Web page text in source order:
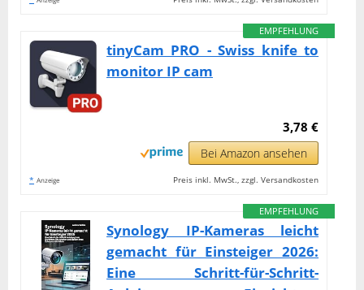
EMPFEHLUNG
tinyCam PRO - Swiss knife to
monitor IP cam
3,78 €
Bei Amazon ansehen
* Anzeige Preis inkl. MwSt., zzgl. Versandkosten
EMPFEHLUNG
Synology IP-Kameras leicht
gemacht für Einsteiger 2026:
Eine Schritt-für-Schritt-